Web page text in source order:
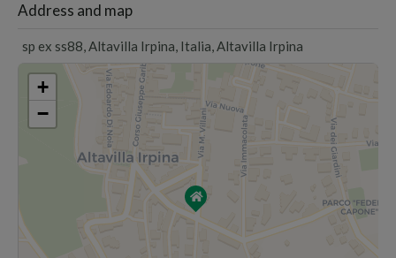
Address and map
sp ex ss88, Altavilla Irpina, Italia, Altavilla Irpina
+
−